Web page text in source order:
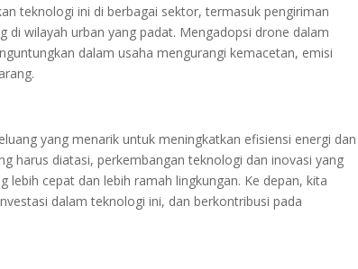
teknologi ini di berbagai sektor, termasuk pengiriman
wilayah urban yang padat. Mengadopsi drone dalam
dalam usaha mengurangi kemacetan, emisi
yang menarik untuk meningkatkan efisiensi energi dan
harus diatasi, perkembangan teknologi dan inovasi yang
cepat dan lebih ramah lingkungan. Ke depan, kita
dalam teknologi ini, dan berkontribusi pada